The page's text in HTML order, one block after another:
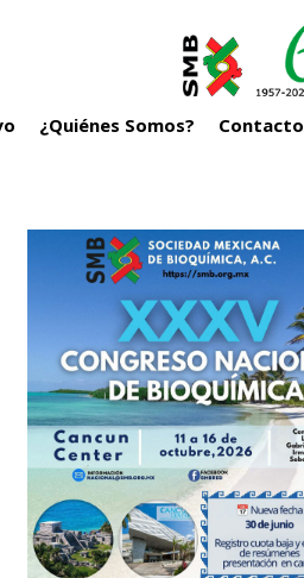
¿Quiénes Somos? Contacto